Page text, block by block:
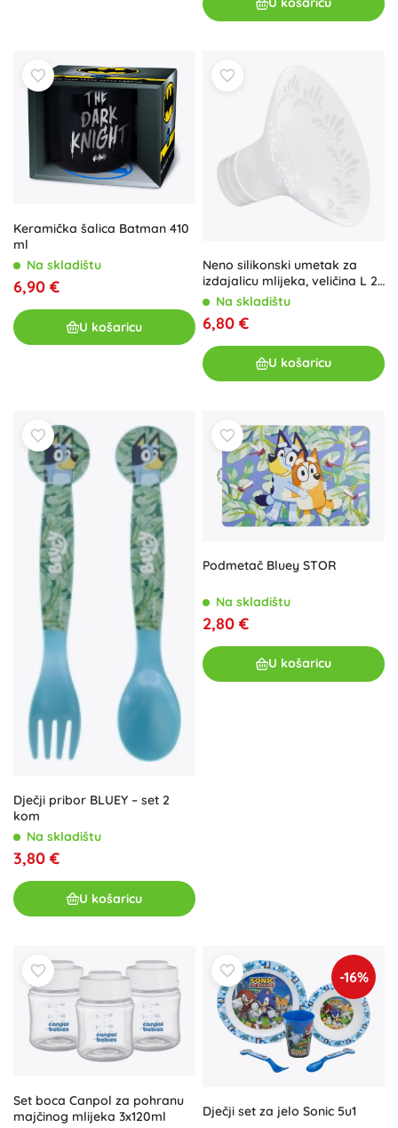
Keramička šalica Batman 410
ml
Na skladištu
6,90 €
U košaricu
Neno silikonski umetak za
izdajalicu mlijeka, veličina L 27
mmNa skladištu
6,80 €
U košaricu
Dječji pribor BLUEY – set 2
kom
Na skladištu
3,80 €
U košaricu
Podmetač Bluey STOR
Na skladištu
2,80 €
U košaricu
Set boca Canpol za pohranu
majčinog mlijeka 3x120ml
-16%
Dječji set za jelo Sonic 5u1